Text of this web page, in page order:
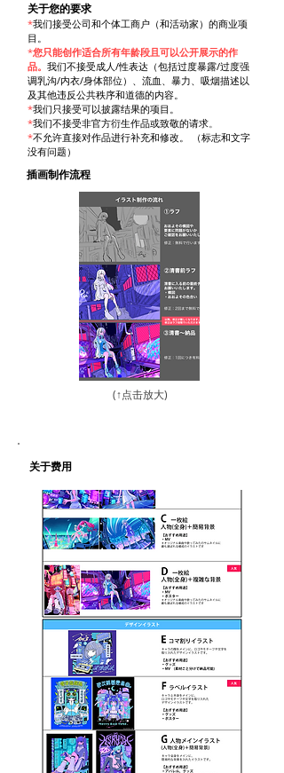
关于您的要求
*我们接受公司和个体工商户（和活动家）的商业项
目。
*您只能创作适合所有年龄段且可以公开展示的作
品。 我们不接受成人/性表达（包括过度暴露/过度强
调乳沟/内衣/身体部位）、流血、暴力、吸烟描述以
及其他违反公共秩序和道德的内容。
*我们只接受可以披露结果的项目。
*我们不接受非官方衍生作品或致敬的请求。
*不允许直接对作品进行补充和修改。 （标志和文字
没有问题）
插画制作流程
(↑点击放大)
关于费用